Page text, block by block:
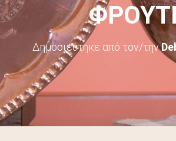
Δημοσιεύτηκε από τον/την